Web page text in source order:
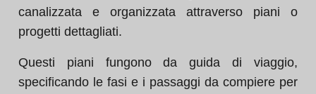
canalizzata e organizzata attraverso piani o
progetti dettagliati.
Questi piani fungono da guida di viaggio,
specificando le fasi e i passaggi da compiere per